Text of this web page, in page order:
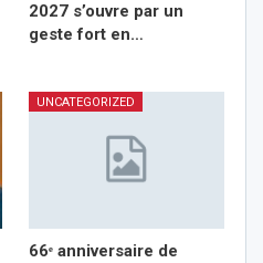
2027 s’ouvre par un
geste fort en…
UNCATEGORIZED
66ᵉ anniversaire de